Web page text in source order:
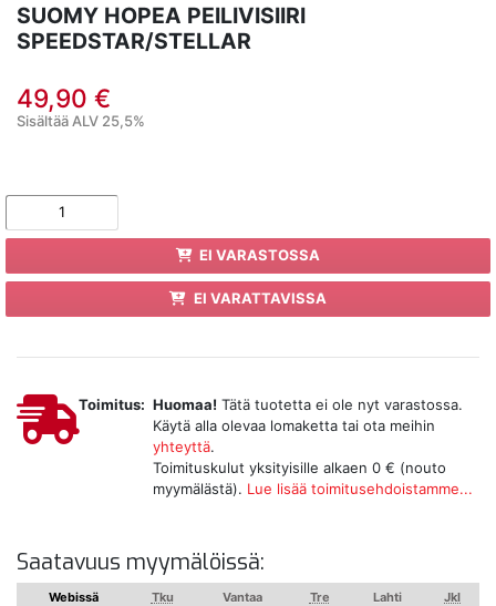
SUOMY HOPEA PEILIVISIIRI
SPEEDSTAR/STELLAR
49,90 €
Sisältää ALV 25,5%
EI VARASTOSSA
EI VARATTAVISSA
Toimitus: Huomaa! Tätä tuotetta ei ole nyt varastossa.
Käytä alla olevaa lomaketta tai ota meihin
yhteyttä.
Toimituskulut yksityisille alkaen 0 € (nouto
myymälästä). Lue lisää toimitusehdoistamme...
Saatavuus myymälöissä:
Webissä Tku Vantaa Tre Lahti Jkl